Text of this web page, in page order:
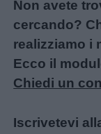
Educazione
positiva
Non avete
cercando?
realizziamo i
Ecco il
Chiedi un
Iscrivetevi